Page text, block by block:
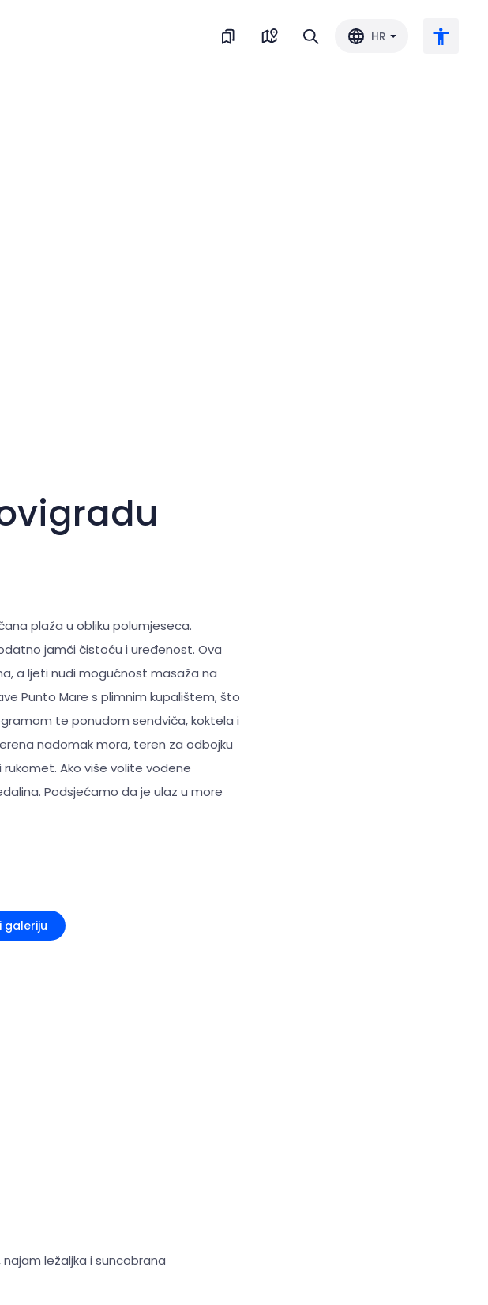
HR
plaža u obliku polumjeseca.
jamči čistoću i uređenost. Ova
a ljeti nudi mogućnost masaža na
Punto Mare s plimnim kupalištem, što
te ponudom sendviča, koktela i
nadomak mora, teren za odbojku
Ako više volite vodene
Podsjećamo da je ulaz u more
galeriju
ležaljka i suncobrana